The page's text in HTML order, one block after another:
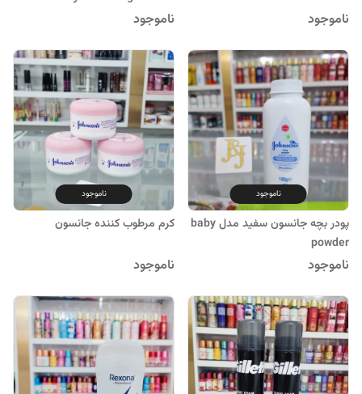
ناموجود ناموجود
ناموجود
پودر بچه جانسون سفید مدل baby
powder
ناموجود
ناموجود
کرم مرطوب کننده جانسون
ناموجود